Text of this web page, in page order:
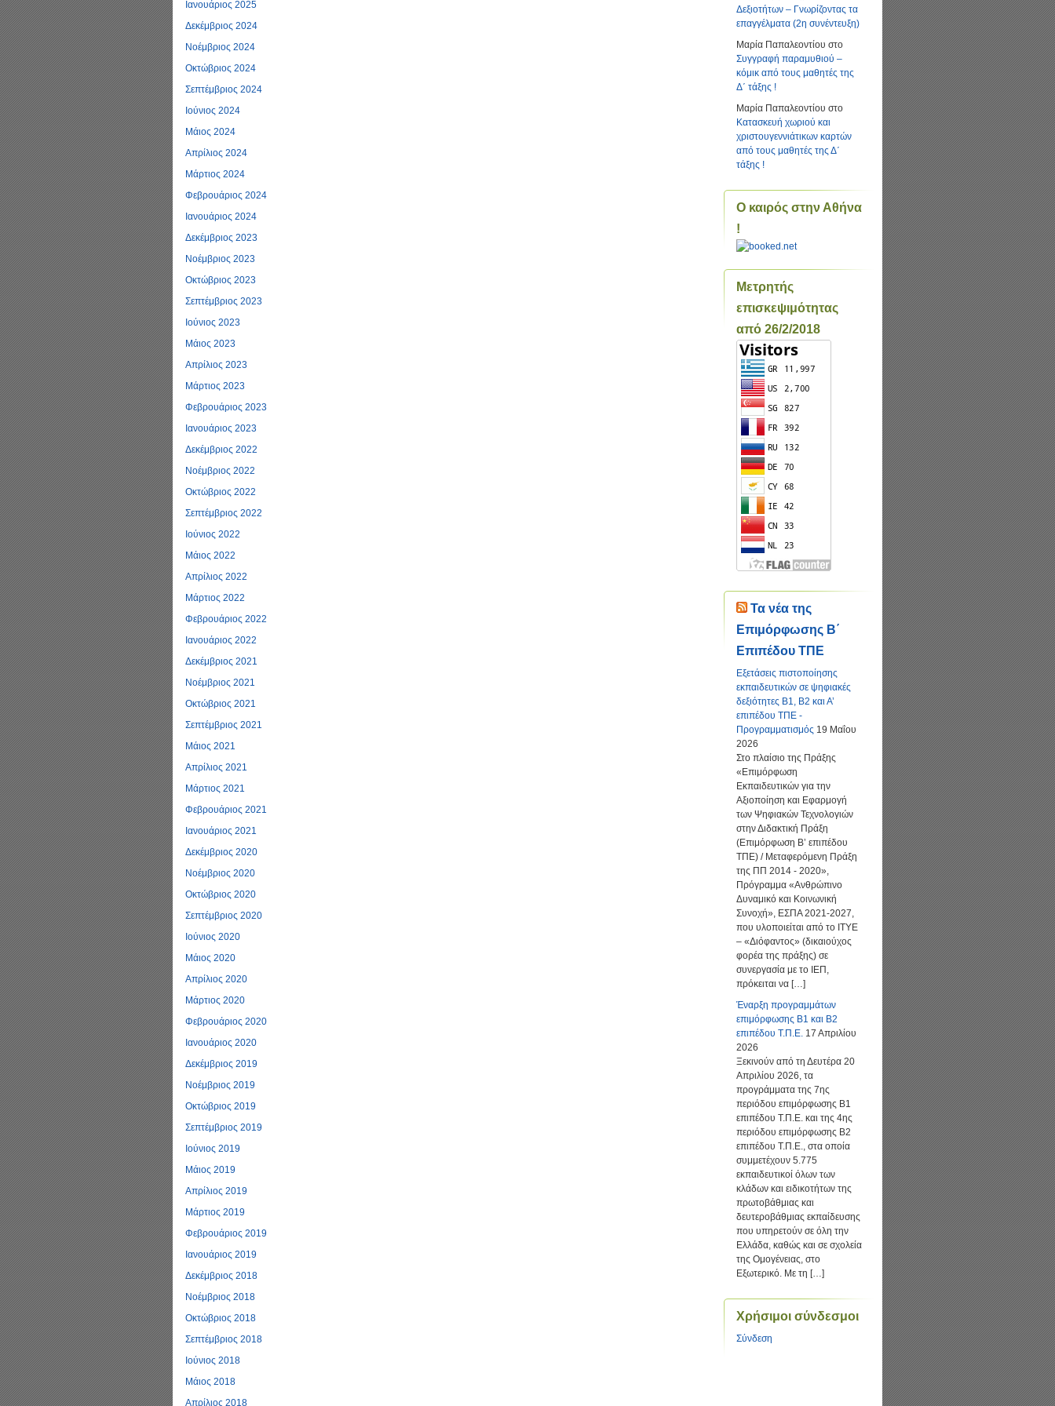
Ιανουάριος 2025
Δεκέμβριος 2024
Νοέμβριος 2024
Οκτώβριος 2024
Σεπτέμβριος 2024
Ιούνιος 2024
Μάιος 2024
Απρίλιος 2024
Μάρτιος 2024
Φεβρουάριος 2024
Ιανουάριος 2024
Δεκέμβριος 2023
Νοέμβριος 2023
Οκτώβριος 2023
Σεπτέμβριος 2023
Ιούνιος 2023
Μάιος 2023
Απρίλιος 2023
Μάρτιος 2023
Φεβρουάριος 2023
Ιανουάριος 2023
Δεκέμβριος 2022
Νοέμβριος 2022
Οκτώβριος 2022
Σεπτέμβριος 2022
Ιούνιος 2022
Μάιος 2022
Απρίλιος 2022
Μάρτιος 2022
Φεβρουάριος 2022
Ιανουάριος 2022
Δεκέμβριος 2021
Νοέμβριος 2021
Οκτώβριος 2021
Σεπτέμβριος 2021
Μάιος 2021
Απρίλιος 2021
Μάρτιος 2021
Φεβρουάριος 2021
Ιανουάριος 2021
Δεκέμβριος 2020
Νοέμβριος 2020
Οκτώβριος 2020
Σεπτέμβριος 2020
Ιούνιος 2020
Μάιος 2020
Απρίλιος 2020
Μάρτιος 2020
Φεβρουάριος 2020
Ιανουάριος 2020
Δεκέμβριος 2019
Νοέμβριος 2019
Οκτώβριος 2019
Σεπτέμβριος 2019
Ιούνιος 2019
Μάιος 2019
Απρίλιος 2019
Μάρτιος 2019
Φεβρουάριος 2019
Ιανουάριος 2019
Δεκέμβριος 2018
Νοέμβριος 2018
Οκτώβριος 2018
Σεπτέμβριος 2018
Ιούνιος 2018
Μάιος 2018
Απρίλιος 2018
Δεξιοτήτων – Γνωρίζοντας τα
επαγγέλματα (2η συνέντευξη)
Μαρία Παπαλεοντίου στο
Συγγραφή παραμυθιού –
κόμικ από τους μαθητές της
Δ΄ τάξης !
Μαρία Παπαλεοντίου στο
Κατασκευή χωριού και
χριστουγεννιάτικων καρτών
από τους μαθητές της Δ΄
τάξης !
Ο καιρός στην Αθήνα
!
Μετρητής
επισκεψιμότητας
από 26/2/2018
Τα νέα της
Επιμόρφωσης Β΄
Επιπέδου ΤΠΕ
Εξετάσεις πιστοποίησης
εκπαιδευτικών σε ψηφιακές
δεξιότητες Β1, Β2 και Α’
επιπέδου ΤΠΕ -
Προγραμματισμός 19 Μαΐου
2026
Στο πλαίσιο της Πράξης
«Επιμόρφωση
Εκπαιδευτικών για την
Αξιοποίηση και Εφαρμογή
των Ψηφιακών Τεχνολογιών
στην Διδακτική Πράξη
(Επιμόρφωση Β’ επιπέδου
ΤΠΕ) / Μεταφερόμενη Πράξη
της ΠΠ 2014 - 2020»,
Πρόγραμμα «Ανθρώπινο
Δυναμικό και Κοινωνική
Συνοχή», ΕΣΠΑ 2021-2027,
που υλοποιείται από το ΙΤΥΕ
– «Διόφαντος» (δικαιούχος
φορέα της πράξης) σε
συνεργασία με το ΙΕΠ,
πρόκειται να […]
Έναρξη προγραμμάτων
επιμόρφωσης Β1 και Β2
επιπέδου Τ.Π.Ε. 17 Απριλίου
2026
Ξεκινούν από τη Δευτέρα 20
Απριλίου 2026, τα
προγράμματα της 7ης
περιόδου επιμόρφωσης Β1
επιπέδου Τ.Π.Ε. και της 4ης
περιόδου επιμόρφωσης Β2
επιπέδου Τ.Π.Ε., στα οποία
συμμετέχουν 5.775
εκπαιδευτικοί όλων των
κλάδων και ειδικοτήτων της
πρωτοβάθμιας και
δευτεροβάθμιας εκπαίδευσης
που υπηρετούν σε όλη την
Ελλάδα, καθώς και σε σχολεία
της Ομογένειας, στο
Εξωτερικό. Με τη […]
Χρήσιμοι σύνδεσμοι
Σύνδεση